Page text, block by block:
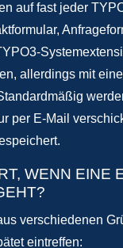
auf fast jeder
allerdings mit
per E-Mail
WENN EINE
verschiedenen
eintreffen: